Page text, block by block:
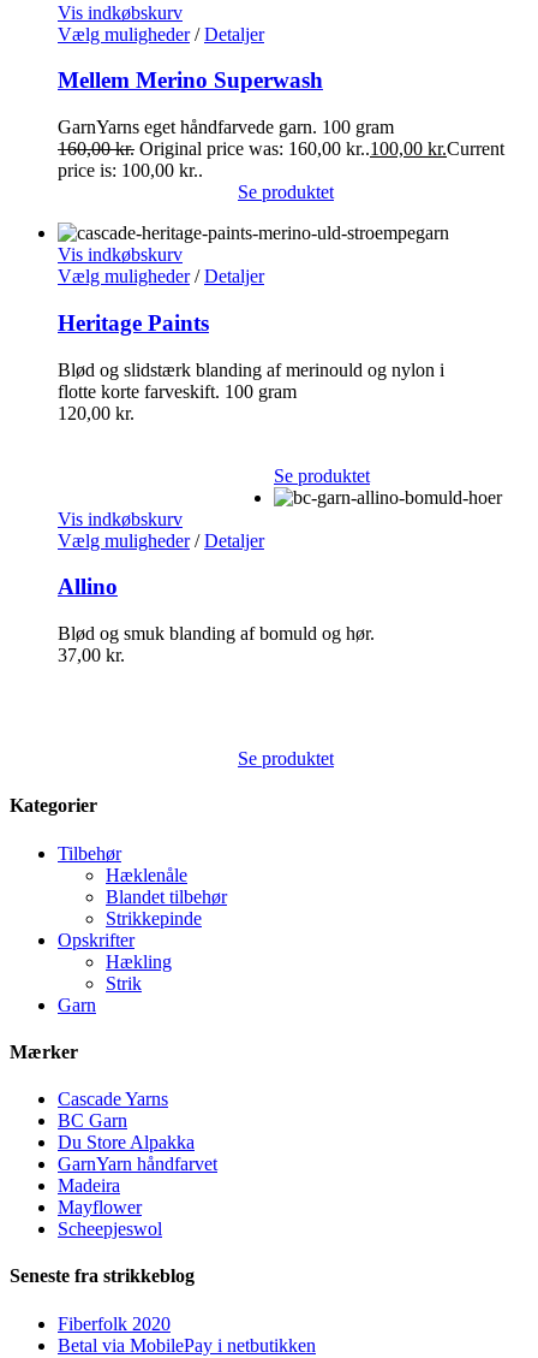
Vis indkøbskurv
Vælg muligheder/ Detaljer
Mellem Merino Superwash
GarnYarns eget håndfarvede garn. 100 gram
160,00kr. Original price was: 160,00 kr..100,00 kr.Current
price is: 100,00 kr..
Se produktet
Vis indkøbskurv
Vælg muligheder/ Detaljer
Heritage Paints
Blød og slidstærk blanding af merinould og nylon i
flotte korte farveskift. 100 gram
120,00 kr.
Se produktet
Vis indkøbskurv
Vælg muligheder/ Detaljer
Allino
Blød og smuk blanding af bomuld og hør.
37,00 kr.
Se produktet
Kategorier
Tilbehør
Hæklenåle
Blandet tilbehør
Strikkepinde
Opskrifter
Hækling
Strik
Garn
Mærker
Cascade Yarns
BC Garn
Du Store Alpakka
GarnYarn håndfarvet
Madeira
Mayflower
Scheepjeswol
Seneste fra strikkeblog
Fiberfolk 2020
Betal via MobilePay i netbutikken